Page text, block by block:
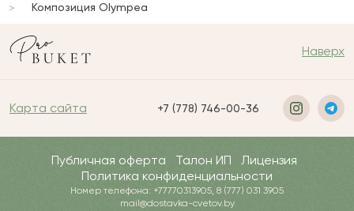
Композиция Olympea
Наверх
Карта сайта +7 (778) 746-00-36
Публичная оферта Талон ИП
Лицензия
Политика конфиденциальности
Номер телефона: +77770313905, 8 (777) 031 3905
mail@dostavka-cvetov.by